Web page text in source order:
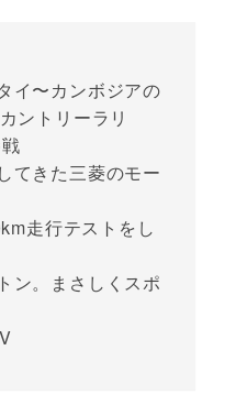
イ〜カンボジアの
ントリーラリ
てきた三菱のモー
走行テストをし
ン。まさしくスポ